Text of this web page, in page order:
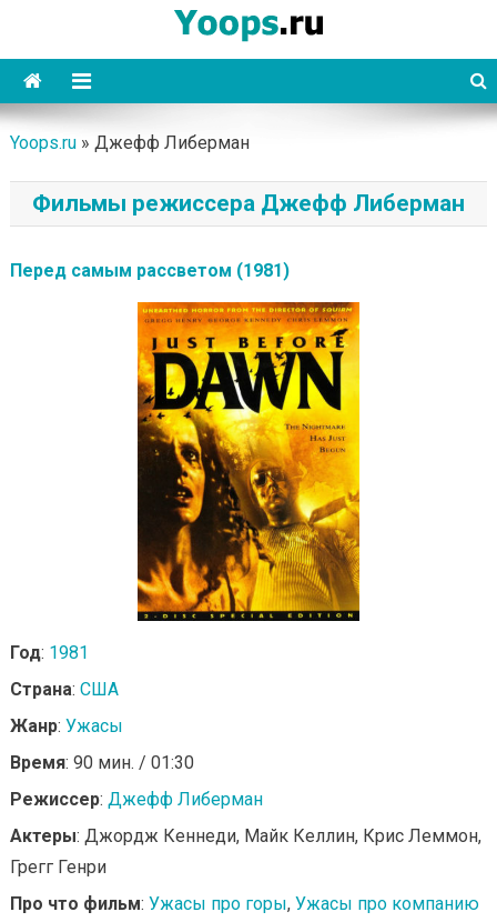
content
Yoops
Yoops.ru» Джефф Либерман
Фильмы режиссера Джефф Либерман
Перед самым рассветом (1981)
Год: 1981
Страна: США
Жанр: Ужасы
Время: 90 мин. / 01:30
Режиссер: Джефф Либерман
Актеры: Джордж Кеннеди, Майк Келлин, Крис Леммон,
Грегг Генри
Про что фильм: Ужасы про горы, Ужасы про компанию